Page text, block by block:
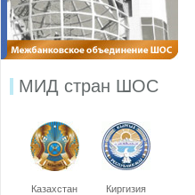
МИД стран ШОС
Казахстан Киргизия